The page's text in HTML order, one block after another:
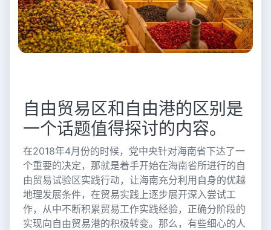
自由贸易区和自由港的区别是
一个话题值得探讨的内容。
在2018年4月份的时候，党中央针对海南省下达了一
个重要的决定，那就是着手开始在海南省所进行的自
由贸易试验区实践行动，让海南充分利用自身的优越
地理发展条件，在贸易实践上逐步展开深入尝试工
作，从中不断积累贸易工作实践经验，正确分阶段的
实现向自由贸易港的积极转变。那么，有些细心的人